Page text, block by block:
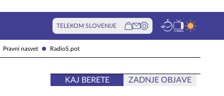
Pravni nasvet RadioS.pot
TELEKOM SLOVENIJE
KAJ BERETE ZADNJE OBJAVE